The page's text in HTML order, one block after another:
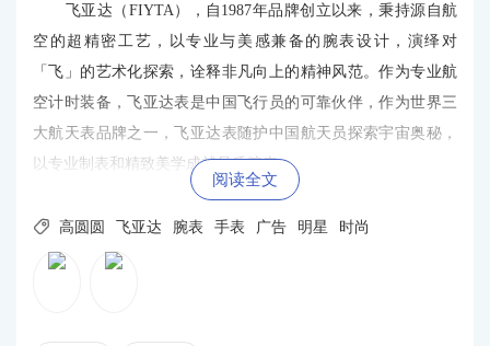
飞亚达（FIYTA），自1987年品牌创立以来，秉持源自航
空的超精密工艺，以专业与美感兼备的腕表设计，演绎对
「飞」的艺术化探索，诠释非凡向上的精神风范。作为专业航
空计时装备，飞亚达表是中国飞行员的可靠伙伴，作为世界三
大航天表品牌之一，飞亚达表随护中国航天员探索宇宙奥秘，
以专业制表和精致美学成就品质腕表。
阅读全文
 高圆圆 飞亚达 腕表 手表 广告 明星 时尚